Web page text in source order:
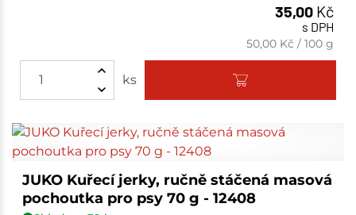
35,00 Kč
s DPH
50,00 Kč /100 g
ks
JUKO Kuřecí jerky, ručně stáčená masová
pochoutka pro psy 70 g - 12408